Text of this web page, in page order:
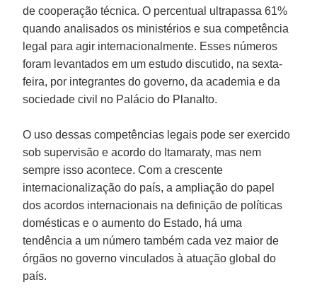
de cooperação técnica. O percentual ultrapassa 61%
quando analisados os ministérios e sua competência
legal para agir internacionalmente. Esses números
foram levantados em um estudo discutido, na sexta-
feira, por integrantes do governo, da academia e da
sociedade civil no Palácio do Planalto.
O uso dessas competências legais pode ser exercido
sob supervisão e acordo do Itamaraty, mas nem
sempre isso acontece. Com a crescente
internacionalização do país, a ampliação do papel
dos acordos internacionais na definição de políticas
domésticas e o aumento do Estado, há uma
tendência a um número também cada vez maior de
órgãos no governo vinculados à atuação global do
país.